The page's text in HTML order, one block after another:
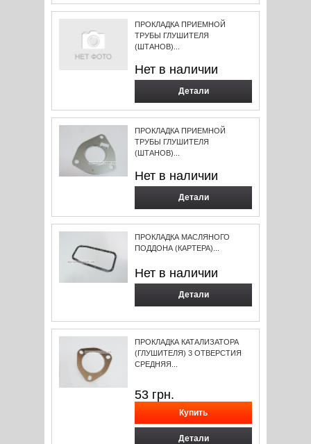
ПРОКЛАДКА ПРИЕМНОЙ
ТРУБЫ ГЛУШИТЕЛЯ
(ШТАНОВ)...
Нет в наличии
Детали
ПРОКЛАДКА ПРИЕМНОЙ
ТРУБЫ ГЛУШИТЕЛЯ
(ШТАНОВ)...
Нет в наличии
Детали
ПРОКЛАДКА МАСЛЯНОГО
ПОДДОНА (КАРТЕРА)...
Нет в наличии
Детали
ПРОКЛАДКА КАТАЛИЗАТОРА
(ГЛУШИТЕЛЯ) 3 ОТВЕРСТИЯ
СРЕДНЯЯ...
53 грн.
Детали